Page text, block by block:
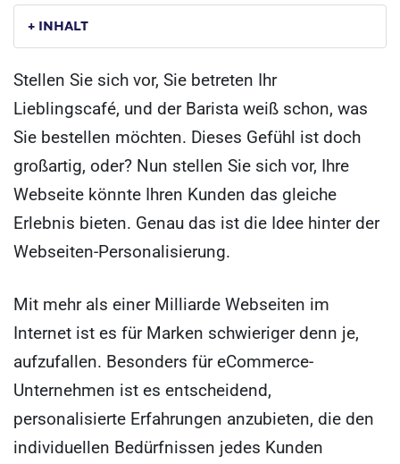
+ INHALT
Stellen Sie sich vor, Sie betreten Ihr
Lieblingscafé, und der Barista weiß schon, was
Sie bestellen möchten. Dieses Gefühl ist doch
großartig, oder? Nun stellen Sie sich vor, Ihre
Webseite könnte Ihren Kunden das gleiche
Erlebnis bieten. Genau das ist die Idee hinter der
Webseiten-Personalisierung.
Mit mehr als einer Milliarde Webseiten im
Internet ist es für Marken schwieriger denn je,
aufzufallen. Besonders für eCommerce-
Unternehmen ist es entscheidend,
personalisierte Erfahrungen anzubieten, die den
individuellen Bedürfnissen jedes Kunden